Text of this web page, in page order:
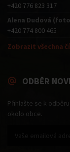
+420 776 823 317
Alena Dudová
+420 774 800 465
Zobrazit všechna
ODBĚR
Přihlašte se k
okolo obce.